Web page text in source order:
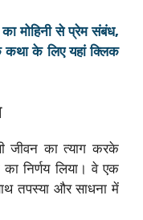
मोहिनी से प्रेम संबंध,
कथा के लिए यहां क्लिक
जीवन का त्याग करके
निर्णय लिया। वे एक
तपस्या और साधना में